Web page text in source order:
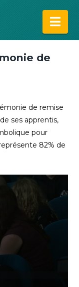
de
de remise
ses apprentis,
pour
82% de